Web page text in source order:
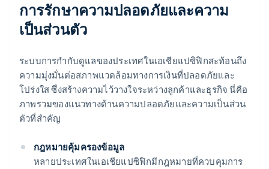
การรักษาความปลอดภัยและความ
เป็นส่วนตัว
ระบบการกำกับดูแลของประเทศในเอเชียแปซิฟิกสะท้อนถึง
ความมุ่งมั่นต่อสภาพแวดล้อมทางการเงินที่ปลอดภัยและ
โปร่งใส ซึ่งสร้างความไว้วางใจระหว่างลูกค้าและธุรกิจ นี่คือ
ภาพรวมของแนวทางด้านความปลอดภัยและความเป็นส่วน
ตัวที่สำคัญ
กฎหมายคุ้มครองข้อมูล
หลายประเทศในเอเชียแปซิฟิกมีกฎหมายที่ควบคุมการ